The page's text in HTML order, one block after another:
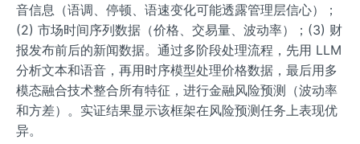
音信息（语调、停顿、语速变化可能透露管理层信心）；
(2) 市场时间序列数据（价格、交易量、波动率）；(3) 财
报发布前后的新闻数据。通过多阶段处理流程，先用 LLM
分析文本和语音，再用时序模型处理价格数据，最后用多
模态融合技术整合所有特征，进行金融风险预测（波动率
和方差）。实证结果显示该框架在风险预测任务上表现优
异。